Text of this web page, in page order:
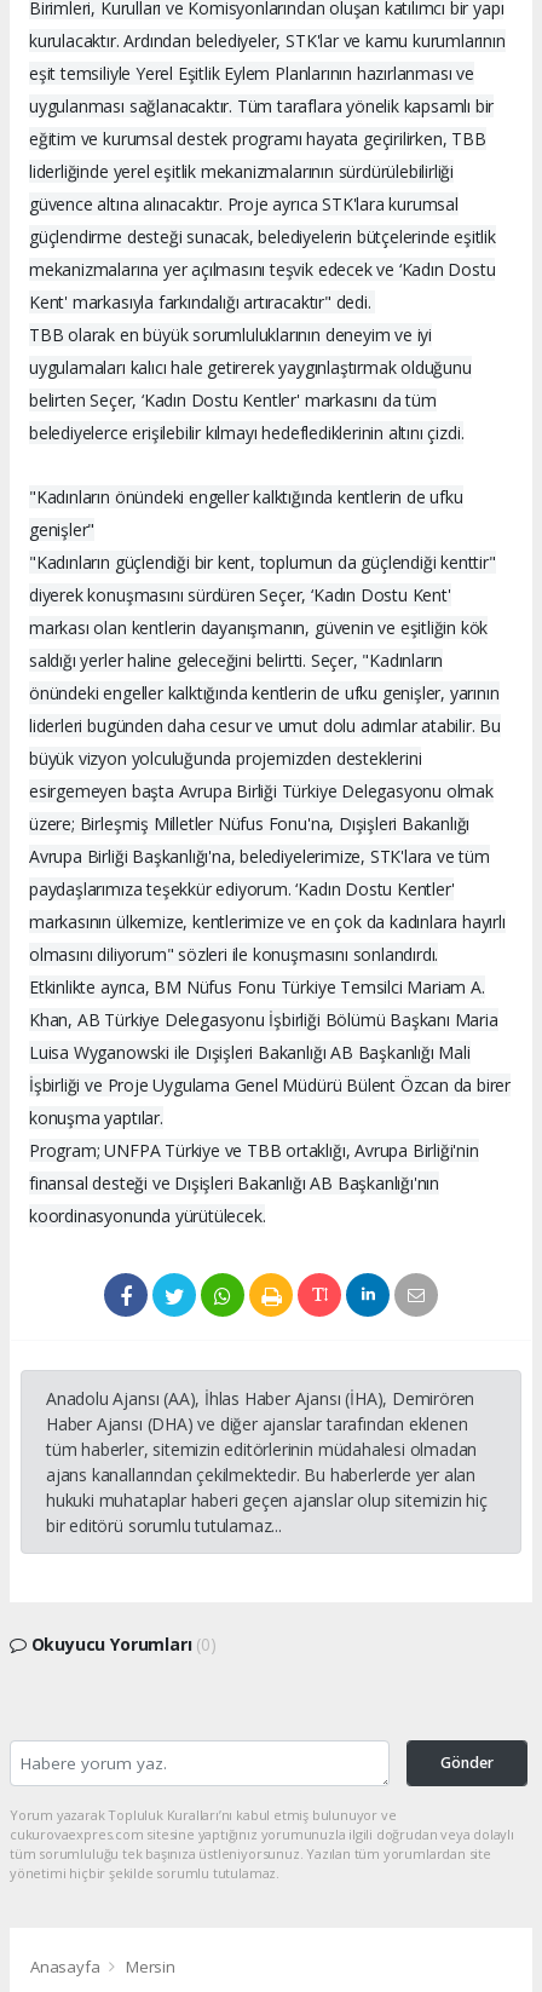
Birimleri, Kurulları ve Komisyonlarından oluşan katılımcı bir yapı
kurulacaktır. Ardından belediyeler, STK'lar ve kamu kurumlarının
eşit temsiliyle Yerel Eşitlik Eylem Planlarının hazırlanması ve
uygulanması sağlanacaktır. Tüm taraflara yönelik kapsamlı bir
eğitim ve kurumsal destek programı hayata geçirilirken, TBB
liderliğinde yerel eşitlik mekanizmalarının sürdürülebilirliği
güvence altına alınacaktır. Proje ayrıca STK'lara kurumsal
güçlendirme desteği sunacak, belediyelerin bütçelerinde eşitlik
mekanizmalarına yer açılmasını teşvik edecek ve ‘Kadın Dostu
Kent' markasıyla farkındalığı artıracaktır" dedi.
TBB olarak en büyük sorumluluklarının deneyim ve iyi
uygulamaları kalıcı hale getirerek yaygınlaştırmak olduğunu
belirten Seçer, ‘Kadın Dostu Kentler' markasını da tüm
belediyelerce erişilebilir kılmayı hedeflediklerinin altını çizdi.
"Kadınların önündeki engeller kalktığında kentlerin de ufku
genişler"
"Kadınların güçlendiği bir kent, toplumun da güçlendiği kenttir"
diyerek konuşmasını sürdüren Seçer, ‘Kadın Dostu Kent'
markası olan kentlerin dayanışmanın, güvenin ve eşitliğin kök
saldığı yerler haline geleceğini belirtti. Seçer, "Kadınların
önündeki engeller kalktığında kentlerin de ufku genişler, yarının
liderleri bugünden daha cesur ve umut dolu adımlar atabilir. Bu
büyük vizyon yolculuğunda projemizden desteklerini
esirgemeyen başta Avrupa Birliği Türkiye Delegasyonu olmak
üzere; Birleşmiş Milletler Nüfus Fonu'na, Dışişleri Bakanlığı
Avrupa Birliği Başkanlığı'na, belediyelerimize, STK'lara ve tüm
paydaşlarımıza teşekkür ediyorum. ‘Kadın Dostu Kentler'
markasının ülkemize, kentlerimize ve en çok da kadınlara hayırlı
olmasını diliyorum" sözleri ile konuşmasını sonlandırdı.
Etkinlikte ayrıca, BM Nüfus Fonu Türkiye Temsilci Mariam A.
Khan, AB Türkiye Delegasyonu İşbirliği Bölümü Başkanı Maria
Luisa Wyganowski ile Dışişleri Bakanlığı AB Başkanlığı Mali
İşbirliği ve Proje Uygulama Genel Müdürü Bülent Özcan da birer
konuşma yaptılar.
Program; UNFPA Türkiye ve TBB ortaklığı, Avrupa Birliği'nin
finansal desteği ve Dışişleri Bakanlığı AB Başkanlığı'nın
koordinasyonunda yürütülecek.
Anadolu Ajansı (AA), İhlas Haber Ajansı (İHA), Demirören
Haber Ajansı (DHA) ve diğer ajanslar tarafından eklenen
tüm haberler, sitemizin editörlerinin müdahalesi olmadan
ajans kanallarından çekilmektedir. Bu haberlerde yer alan
hukuki muhataplar haberi geçen ajanslar olup sitemizin hiç
bir editörü sorumlu tutulamaz...
Okuyucu Yorumları (0)
Gönder
Yorum yazarak Topluluk Kuralları’nı kabul etmiş bulunuyor ve
cukurovaexpres.com sitesine yaptığınız yorumunuzla ilgili doğrudan veya dolaylı
tüm sorumluluğu tek başınıza üstleniyorsunuz. Yazılan tüm yorumlardan site
yönetimi hiçbir şekilde sorumlu tutulamaz.
Anasayfa Mersin